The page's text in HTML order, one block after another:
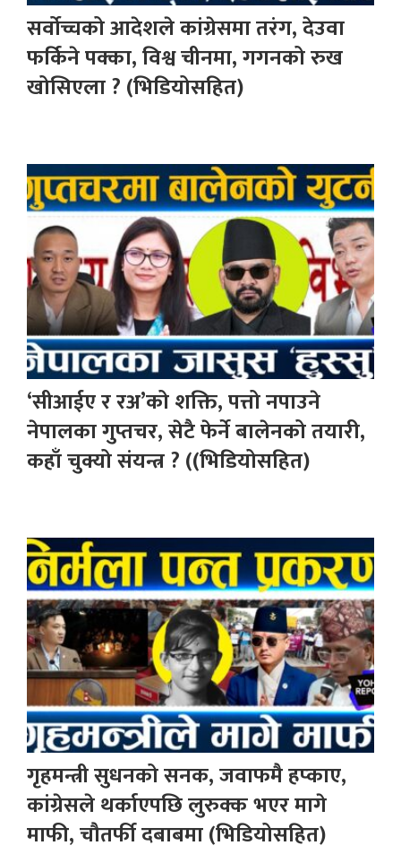
सर्वोच्चको आदेशले कांग्रेसमा तरंग, देउवा
फर्किने पक्का, विश्व चीनमा, गगनको रुख
खोसिएला ? (भिडियोसहित)
‘सीआईए र रअ’को शक्ति, पत्तो नपाउने
नेपालका गुप्तचर, सेटै फेर्ने बालेनको तयारी,
कहाँ चुक्यो संयन्त्र ? ((भिडियोसहित)
गृहमन्त्री सुधनको सनक, जवाफमै हप्काए,
कांग्रेसले थर्काएपछि लुरुक्क भएर मागे
माफी, चौतर्फी दबाबमा (भिडियोसहित)